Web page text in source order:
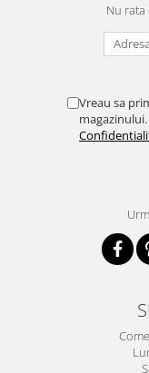
Nu
Vreau sa